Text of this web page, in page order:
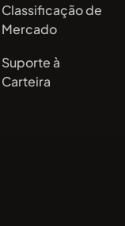
Classificação de
Mercado
Suporte à
Carteira